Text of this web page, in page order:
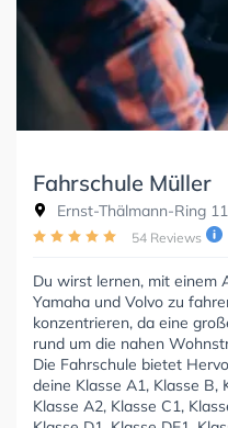
Fahrschule Müller
Ernst-Thälmann-Ring
54 Reviews
Du wirst lernen, mit einem
Yamaha und Volvo zu
konzentrieren, da eine
rund um die nahen
Die Fahrschule bietet
deine Klasse A1, Klasse B,
Klasse A2, Klasse C1,